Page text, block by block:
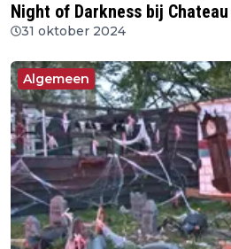
Night of Darkness bij
31 oktober 2024
Algemeen